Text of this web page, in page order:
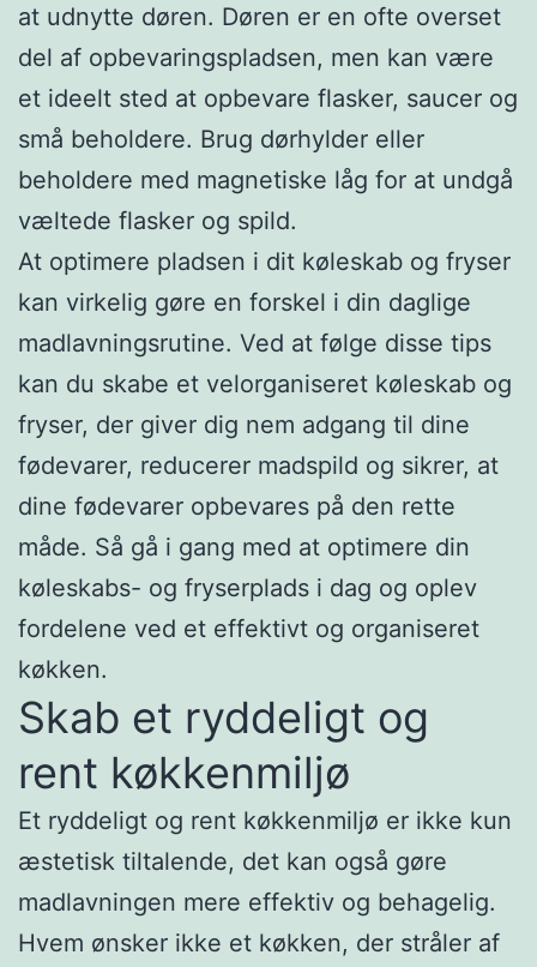
at udnytte døren. Døren er en ofte overset
del af opbevaringspladsen, men kan være
et ideelt sted at opbevare flasker, saucer og
små beholdere. Brug dørhylder eller
beholdere med magnetiske låg for at undgå
væltede flasker og spild.
At optimere pladsen i dit køleskab og fryser
kan virkelig gøre en forskel i din daglige
madlavningsrutine. Ved at følge disse tips
kan du skabe et velorganiseret køleskab og
fryser, der giver dig nem adgang til dine
fødevarer, reducerer madspild og sikrer, at
dine fødevarer opbevares på den rette
måde. Så gå i gang med at optimere din
køleskabs- og fryserplads i dag og oplev
fordelene ved et effektivt og organiseret
køkken.
Skab et ryddeligt og
rent køkkenmiljø
Et ryddeligt og rent køkkenmiljø er ikke kun
æstetisk tiltalende, det kan også gøre
madlavningen mere effektiv og behagelig.
Hvem ønsker ikke et køkken, der stråler af